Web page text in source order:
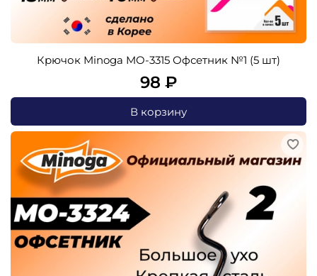
Крючок Minoga MO-3315 Офсетник №1 (5 шт)
98 ₽
В корзину